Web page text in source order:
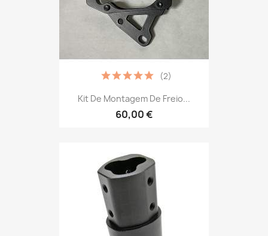
Kit De Montagem De Freio...
60,00 €
(2)